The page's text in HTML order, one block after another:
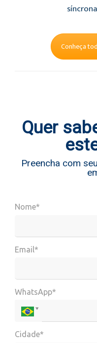
Conheça
Quer
Preencha com
Nome*
Email*
WhatsApp*
Cidade*